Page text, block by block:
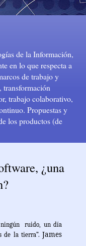
de la Información,
en lo que respecta a
de trabajo y
transformación
trabajo colaborativo,
Propuestas y
los productos (de
¿una
ningún ruido, un día
de la tierra”. James